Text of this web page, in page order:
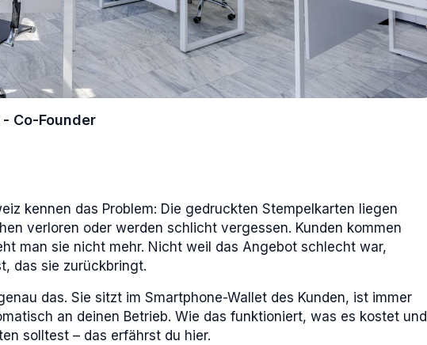
Co-Founder
kennen das Problem: Die gedruckten Stempelkarten liegen
verloren oder werden schlicht vergessen. Kunden kommen
man sie nicht mehr. Nicht weil das Angebot schlecht war,
das sie zurückbringt.
das. Sie sitzt im Smartphone-Wallet des Kunden, ist immer
an deinen Betrieb. Wie das funktioniert, was es kostet und
solltest – das erfährst du hier.